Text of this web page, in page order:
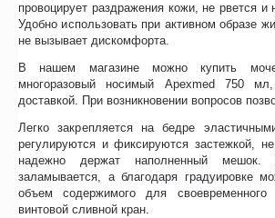
провоцирует раздражения кожи, не рвется и
Удобно использовать при активном образе
не вызывает дискомфорта.
В нашем магазине можно купить
многоразовый носимый Apexmed 750
доставкой. При возникновении вопросов
Легко закрепляется на бедре
регулируются и фиксируются застежкой,
надежно держат наполненный мешок.
заламывается, а благодаря градуировке
объем содержимого для своевременного
винтовой сливной кран.